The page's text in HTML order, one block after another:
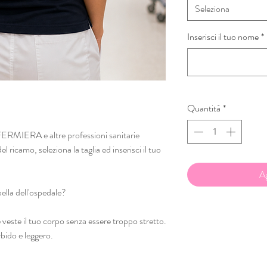
e altre professioni sanitarie
ricamo, seleziona la taglia ed inserisci il tuo
dell'ospedale?
il tuo corpo senza essere troppo stretto.
e leggero.
Seleziona
Inserisci il tuo nome*
Quantità *